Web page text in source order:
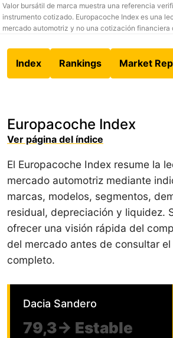
Valor bursátil de marca muestra una referencia
instrumento cotizado. Europacoche Index es una
mercado automotriz y no una cotización financiera
Index Rankings Market
Europacoche Index
Ver página del índice
El Europacoche Index resume la
mercado automotriz mediante
marcas, modelos, segmentos,
residual, depreciación y liquidez.
ofrecer una visión rápida del
del mercado antes de consultar
completo.
Dacia Sandero
79,3→ Estable